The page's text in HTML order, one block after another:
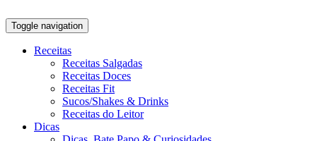
Toggle navigation
Receitas
Receitas Salgadas
Receitas Doces
Receitas Fit
Sucos/Shakes & Drinks
Receitas do Leitor
Dicas